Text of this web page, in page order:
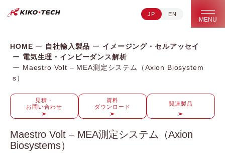
キコーテック株式会社 | ライフサイエンス研究への貢献
JP EN
MENU
HOME 自社輸入製品
イメージング・セルアッセイ
電気生理・インピーダンス解析
Maestro Volt – MEA測定システム（Axion Biosystem
s）
見積・
お問い合わせ
資料
ダウンロード
関連製品
Maestro Volt – MEA測定システム（Axion
Biosystems）